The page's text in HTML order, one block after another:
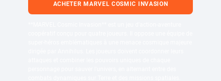
ACHETER MARVEL COSMIC INVASION